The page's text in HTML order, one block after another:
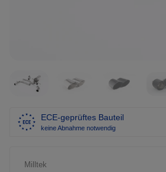
ECE-geprüftes Bauteil
keine Abnahme notwendig
Milltek